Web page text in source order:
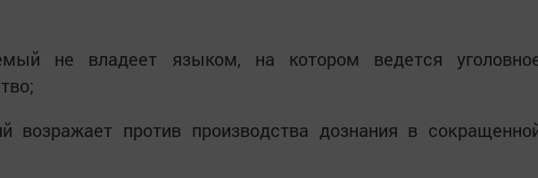
не владеет языком, на котором ведется
возражает против производства дознания в